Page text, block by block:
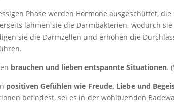
Phase werden Hormone ausgeschüttet,
lähmen sie die Darmbakterien, wodurch
sie die Darmzellen und erhöhen die
brauchen und lieben entspannte Situationen.
positiven Gefühlen wie Freude, Liebe und
befindest, sei es in der wohltuenden